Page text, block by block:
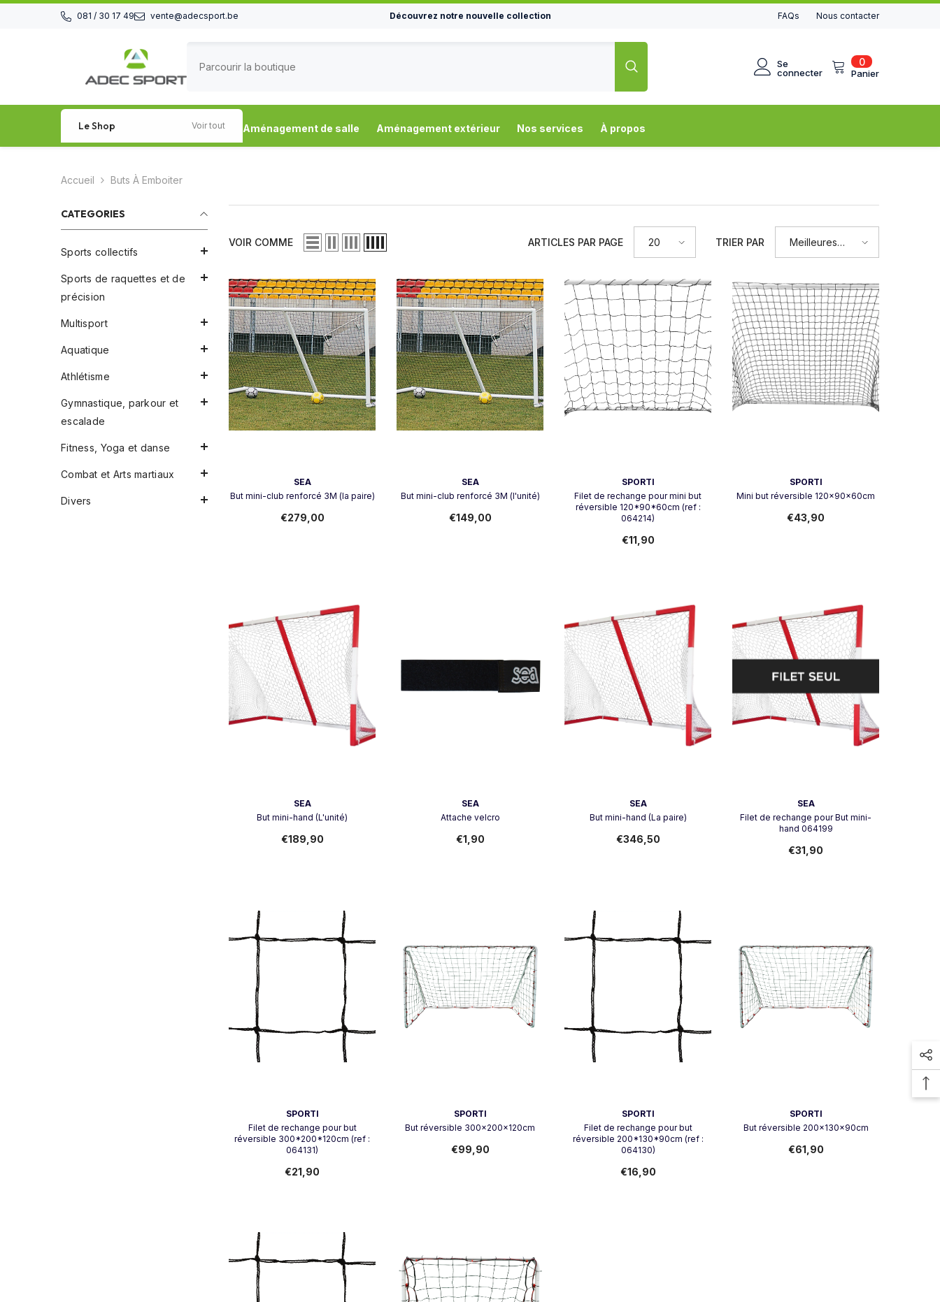
081 / 30 17 49
vente@adecsport.be Découvrez notre nouvelle collection FAQs Nous contacter
00
article
Panier
Se
connecter
Le Shop Voir tout Aménagement de salle Aménagement extérieur Nos services À propos
Accueil Buts À Emboiter
CATEGORIES
Sports collectifs
Sports de raquettes et de
précision
Multisport
Aquatique
Athlétisme
Gymnastique, parkour et
escalade
Fitness, Yoga et danse
Combat et Arts martiaux
Divers
VOIR COMME ARTICLES PAR PAGE 20 TRIER PAR
Meilleures
SEA
But mini-club renforcé 3M (la paire)
€279,00
SEA
But mini-club renforcé 3M (l'unité)
€149,00
SPORTI
Filet de rechange pour mini but
réversible 120*90*60cm (ref :
064214)
€11,90
SPORTI
Mini but réversible 120x90x60cm
€43,90
SEA
But mini-hand (L'unité)
€189,90
SEA
Attache velcro
€1,90
SEA
But mini-hand (La paire)
€346,50
SEA
Filet de rechange pour But mini-
hand 064199
€31,90
SPORTI
Filet de rechange pour but
réversible 300*200*120cm (ref :
064131)
€21,90
SPORTI
But réversible 300x200x120cm
€99,90
SPORTI
Filet de rechange pour but
réversible 200*130*90cm (ref :
064130)
€16,90
SPORTI
But réversible 200x130x90cm
€61,90